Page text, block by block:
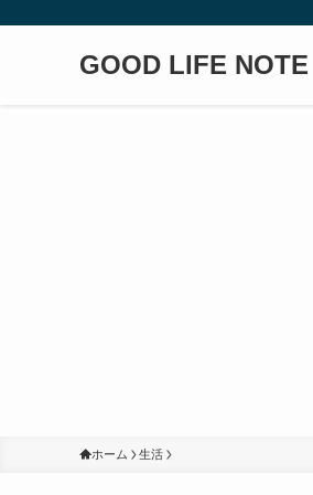
GOOD LIFE NOTE
ホーム 生活